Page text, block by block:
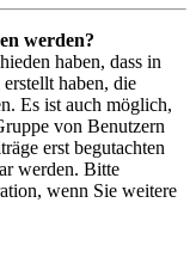
werden?
haben, dass in
haben, die
Es ist auch möglich,
von Benutzern
erst begutachten
werden. Bitte
wenn Sie weitere